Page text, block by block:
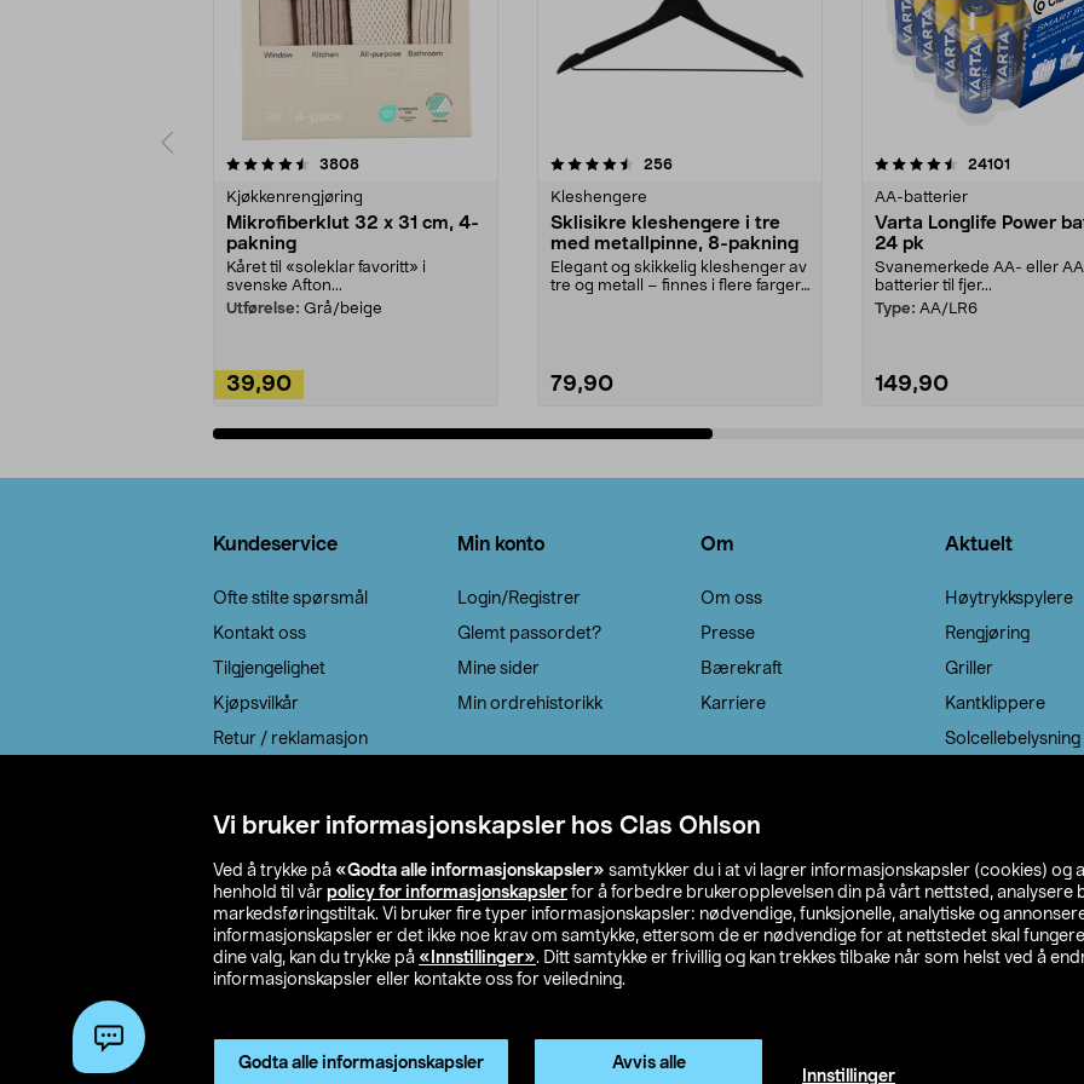
Vi bruker informasjonskapsler hos Clas Ohlson
Ved å trykke på «Godta alle informasjonskapsler» samtykker du i at vi lagrer informasjonskapsler (cookies) og
henhold til vår policy for informasjonskapsler for å forbedre brukeropplevelsen din på vårt nettsted, analysere
markedsføringstiltak. Vi bruker fire typer informasjonskapsler: nødvendige, funksjonelle, analytiske og
informasjonskapsler er det ikke noe krav om samtykke, ettersom de er nødvendige for at nettstedet skal
dine valg, kan du trykke på «Innstillinger». Ditt samtykke er frivillig og kan trekkes tilbake når som helst ved å
informasjonskapsler eller kontakte oss for veiledning.
Godta alle informasjonskapsler Avvis alle
Innstillinger
3808anmeldelser
Kjøkkenrengjøring
Mikrofiberklut 32 x 31 cm, 4-
pakning
Kåret til «soleklar favoritt» i
svenske Afton...
Utførelse: Grå/beige
39,90
4.5av 5 stjerner 256anmeldelser
Kleshengere
Sklisikre kleshengere i tre
med metallpinne, 8-pakning
Elegant og skikkelig kleshenger av
tre og metall – finnes i flere farger.
79,90
4.5av 5 stjerner 24101
AA-batterier
Varta Longlife Power
24 pk
Svanemerkede AA- eller
batterier til fjer...
Type: AA/LR6
149,90
4.5av 5 stjerner
Kundeservice
Ofte stilte spørsmål
Kontakt oss
Tilgjengelighet
Kjøpsvilkår
Retur / reklamasjon
Min konto
Login/Registrer
Glemt passordet?
Mine sider
Min ordrehistorikk
Om
Om oss
Presse
Bærekraft
Karriere
Aktuelt
Høytrykkspylere
Rengjøring
Griller
Kantklippere
Solcellebelysning